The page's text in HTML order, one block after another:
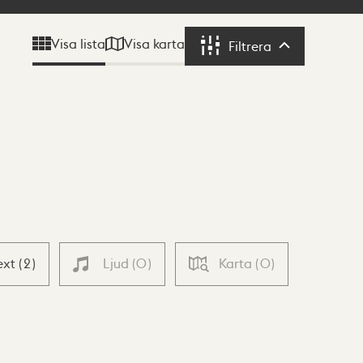
Visa lista Visa karta Filtrera Filtrera
(2) Ljud (0) Karta (0)